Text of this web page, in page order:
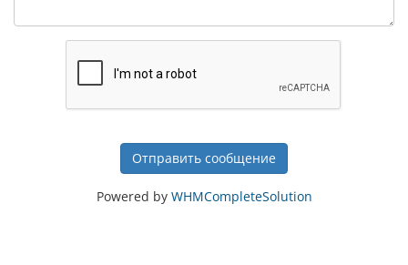
Отправить сообщение
Powered by WHMCompleteSolution